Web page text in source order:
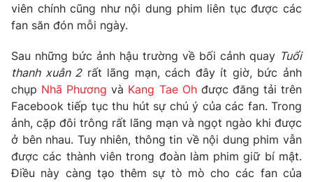
Hậu trường
Khán giả
Giải sao mai
Điện ảnh
Âm nhạc
Sao
Đời sống
Du lịch
Làm đẹp
Chất lượng cuộc sống
Giáo dục
Tuyển sinh
Học trực tuyến
Công nghệ
Hitech Công nghệ tương lai
Sản phẩm
Giao lưu trực tuyến
viên chính cũng như nội dung phim liên tục được các
fan săn đón mỗi ngày.
Sau những bức ảnh hậu trường về bối cảnh quay Tuổi
thanh xuân 2rất lãng mạn, cách đây ít giờ, bức ảnh
chụp Nhã Phương và Kang Tae Ohđược đăng tải trên
Facebook tiếp tục thu hút sự chú ý của các fan. Trong
ảnh, cặp đôi trông rất lãng mạn và ngọt ngào khi được
ở bên nhau. Tuy nhiên, thông tin về nội dung phim vẫn
được các thành viên trong đoàn làm phim giữ bí mật.
Điều này càng tạo thêm sự tò mò cho các fan của